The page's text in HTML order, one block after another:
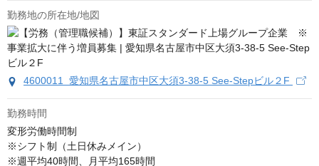
勤務地の所在地/地図
4600011 愛知県名古屋市中区大須3-38-5 See-Stepビル２F
勤務時間
変形労働時間制
※シフト制（土日休みメイン）
※週平均40時間、月平均165時間